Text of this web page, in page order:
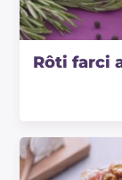
Rôti farci